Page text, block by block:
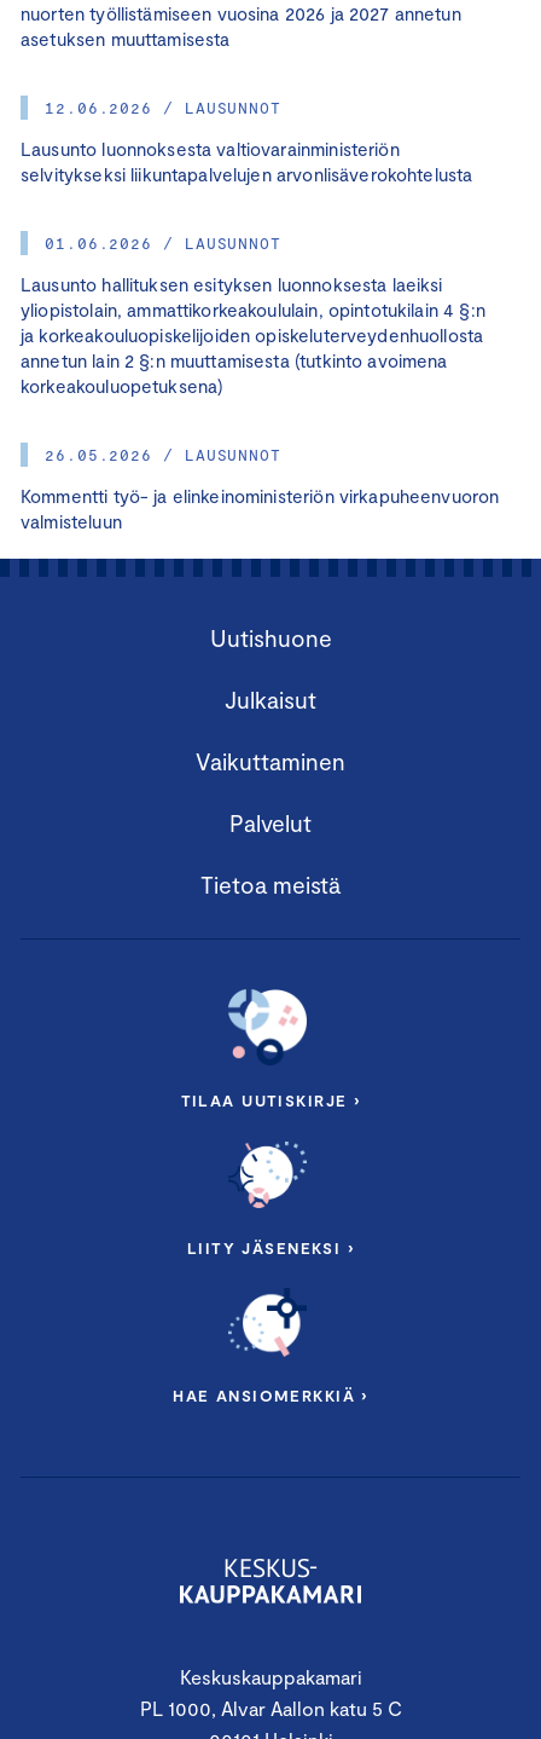
nuorten työllistämiseen vuosina 2026 ja 2027 annetun
asetuksen muuttamisesta
12.06.2026 / LAUSUNNOT
Lausunto luonnoksesta valtiovarainministeriön
selvitykseksi liikuntapalvelujen arvonlisäverokohtelusta
01.06.2026 / LAUSUNNOT
Lausunto hallituksen esityksen luonnoksesta laeiksi
yliopistolain, ammattikorkeakoululain, opintotukilain 4 §:n
ja korkeakouluopiskelijoiden opiskeluterveydenhuollosta
annetun lain 2 §:n muuttamisesta (tutkinto avoimena
korkeakouluopetuksena)
26.05.2026 / LAUSUNNOT
Kommentti työ- ja elinkeinoministeriön virkapuheenvuoron
valmisteluun
Keskuskauppakamari
PL 1000, Alvar Aallon katu 5 C
Uutishuone
Julkaisut
Vaikuttaminen
Palvelut
Tietoa meistä
TILAA UUTISKIRJE ›
LIITY JÄSENEKSI ›
HAE ANSIOMERKKIÄ ›